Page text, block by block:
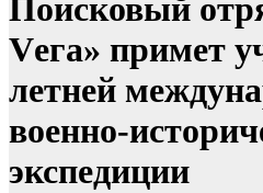
Поисковый
Vега» примет
летней
военно-
экспедиции